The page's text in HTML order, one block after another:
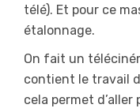
télé). Et pour ce
étalonnage.
On fait un
contient le travail
cela permet d’aller